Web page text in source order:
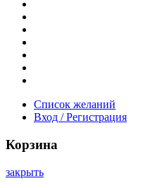
Список желаний
Вход / Регистрация
Корзина
закрыть